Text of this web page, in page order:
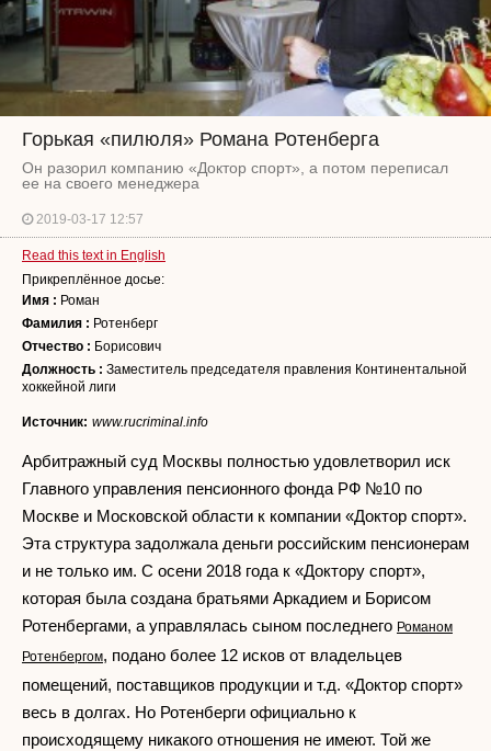
Горькая «пилюля» Романа Ротенберга
Он разорил компанию «Доктор спорт», а потом переписал
ее на своего менеджера
2019-03-17 12:57
Read this text in English
Прикреплённое досье:
Имя : Роман
Фамилия : Ротенберг
Отчество : Борисович
Должность : Заместитель председателя правления Континентальной
хоккейной лиги
Источник: www.rucriminal.info
Арбитражный суд Москвы полностью удовлетворил иск
Главного управления пенсионного фонда РФ №10 по
Москве и Московской области к компании «Доктор спорт».
Эта структура задолжала деньги российским пенсионерам
и не только им. С осени 2018 года к «Доктору спорт»,
которая была создана братьями Аркадием и Борисом
Ротенбергами, а управлялась сыном последнего Романом
Ротенбергом, подано более 12 исков от владельцев
помещений, поставщиков продукции и т.д. «Доктор спорт»
весь в долгах. Но Ротенберги официально к
происходящему никакого отношения не имеют. Той же